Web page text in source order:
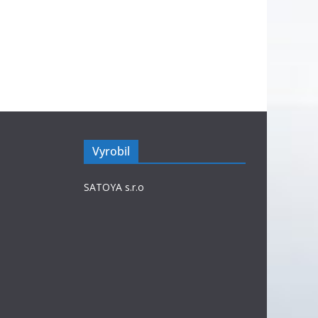
Vyrobil
SATOYA s.r.o